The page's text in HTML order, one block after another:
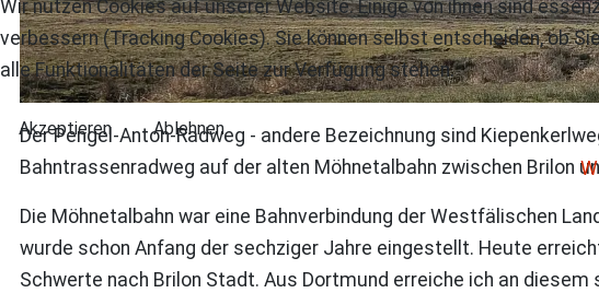
Der Pengel-Anton-Radweg - andere Bezeichnung sind
Bahntrassenradweg auf der alten Möhnetalbahn zwischen Brilon
Die Möhnetalbahn war eine Bahnverbindung der Westfälischen
wurde schon Anfang der sechziger Jahre eingestellt. Heute
Schwerte nach Brilon Stadt. Aus Dortmund erreiche ich an
Wir nutzen Cookies auf unserer Website. Einige von ihnen sind
verbessern (Tracking Cookies). Sie können selbst entscheiden, ob
alle Funktionalitäten der Seite zur Verfügung stehen.
Akzeptieren Ablehnen